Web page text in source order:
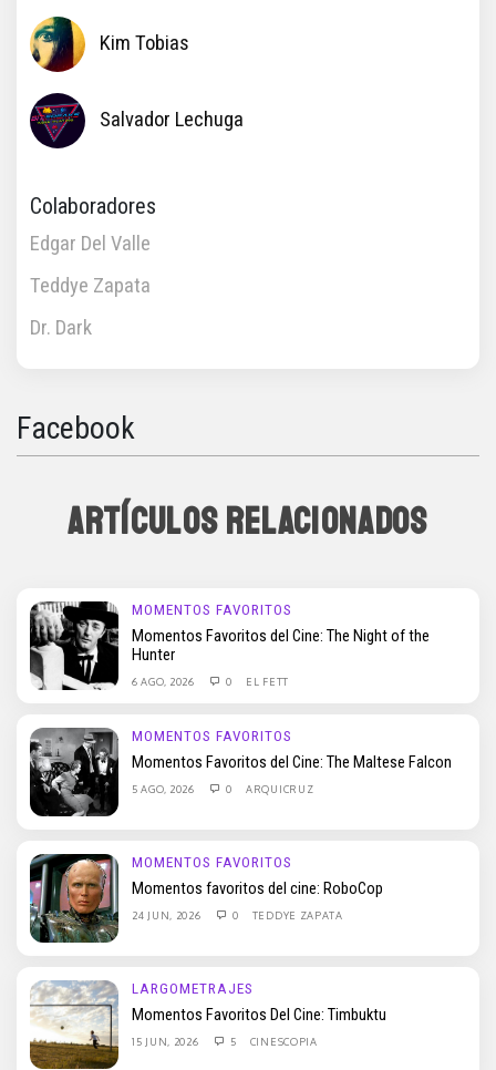
Kim Tobias
Salvador Lechuga
Colaboradores
Edgar Del Valle
Teddye Zapata
Dr. Dark
Facebook
ARTÍCULOS RELACIONADOS
MOMENTOS FAVORITOS
Momentos Favoritos del Cine: The Night of the
Hunter
6 AGO, 2026 0 EL FETT
MOMENTOS FAVORITOS
Momentos Favoritos del Cine: The Maltese Falcon
5 AGO, 2026 0 ARQUICRUZ
MOMENTOS FAVORITOS
Momentos favoritos del cine: RoboCop
24 JUN, 2026 0 TEDDYE ZAPATA
LARGOMETRAJES
Momentos Favoritos Del Cine: Timbuktu
15 JUN, 2026 5 CINESCOPIA